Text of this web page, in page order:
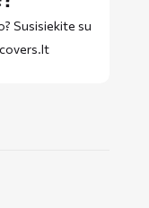
Susisiekite su